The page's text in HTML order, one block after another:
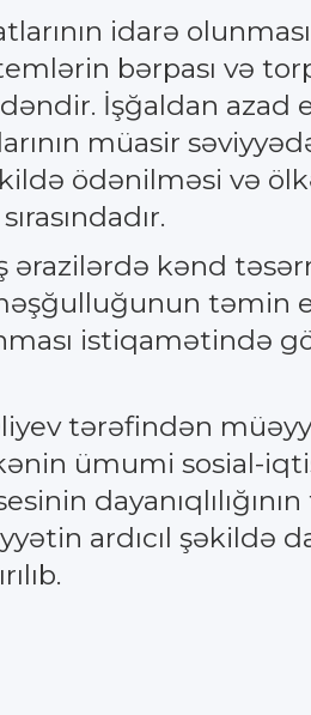
idarə
bərpası və
İşğaldan azad
müasir
ödənilməsi və
kənd
təmin
istiqamətində
tərəfindən
ümumi sosial-
ardıcıl şəkildə